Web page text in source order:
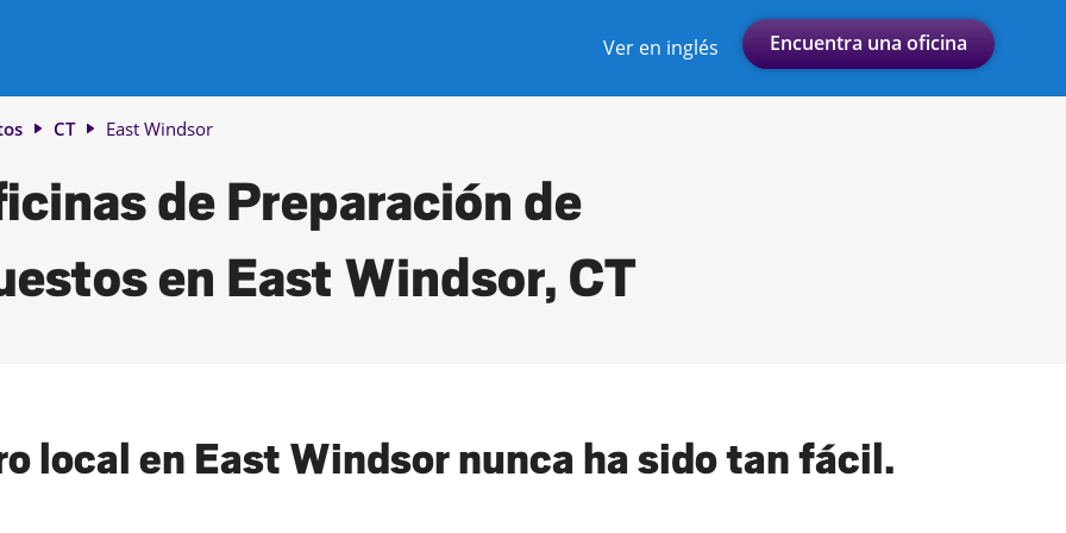
Encuentra una oficina
Ver en inglés
CT East Windsor
de Preparación de
en East Windsor, CT
local en East Windsor nunca ha sido tan fácil.